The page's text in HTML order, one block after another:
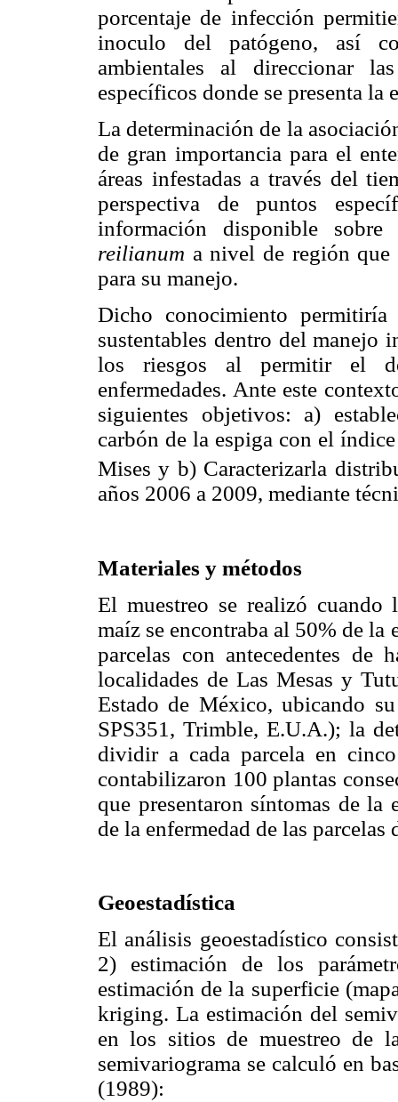
porcentaje de infección
inoculo del patógeno, así
ambientales al direccionar
específicos donde se presenta la
La determinación de la
de gran importancia para el
áreas infestadas a través del
perspectiva de puntos
información disponible
reilianum a nivel de región que
para su manejo.
Dicho conocimiento
sustentables dentro del
los riesgos al permitir el
enfermedades. Ante este
siguientes objetivos: a)
carbón de la espiga con el
Mises y b) Caracterizarla
años 2006 a 2009, mediante
Materiales y métodos
El muestreo se realizó cuando
maíz se encontraba al 50% de
parcelas con antecedentes de
localidades de Las Mesas y
Estado de México, ubicando
SPS351, Trimble, E.U.A.); la
dividir a cada parcela en
contabilizaron 100 plantas
que presentaron síntomas de la
de la enfermedad de las
Geoestadística
El análisis geoestadístico
2) estimación de los
estimación de la superficie
kriging. La estimación del
en los sitios de muestreo de
semivariograma se calculó en
(1989):